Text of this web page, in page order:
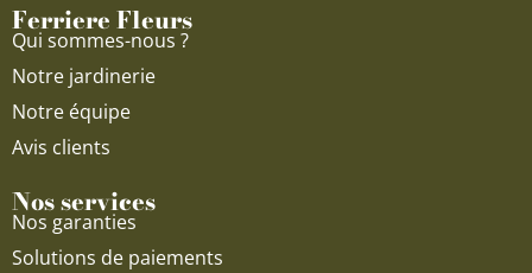
Ferriere Fleurs
Qui sommes-nous ?
Notre jardinerie
Notre équipe
Avis clients
Nos services
Nos garanties
Solutions de paiements